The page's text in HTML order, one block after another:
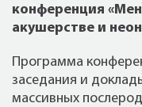
конференция
акушерстве и
Программа
заседания и
массивных